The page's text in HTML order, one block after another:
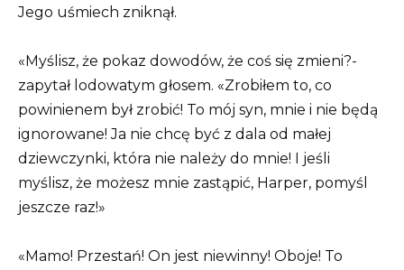
Jego uśmiech zniknął.
«Myślisz, że pokaz dowodów, że coś się zmieni?-
zapytał lodowatym głosem. «Zrobiłem to, co
powinienem był zrobić! To mój syn, mnie i nie będą
ignorowane! Ja nie chcę być z dala od małej
dziewczynki, która nie należy do mnie! I jeśli
myślisz, że możesz mnie zastąpić, Harper, pomyśl
jeszcze raz!»
«Mamo! Przestań! On jest niewinny! Oboje! To